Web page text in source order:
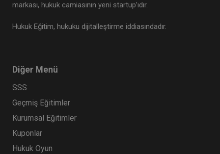
markası, hukuk camiasının yeni startup’ıdır.
Hukuk Eğitim, hukuku dijitalleştirme iddiasındadır.
Diğer Menü
SSS
Geçmiş Eğitimler
Kurumsal Eğitimler
Kuponlar
Hukuk Oyun